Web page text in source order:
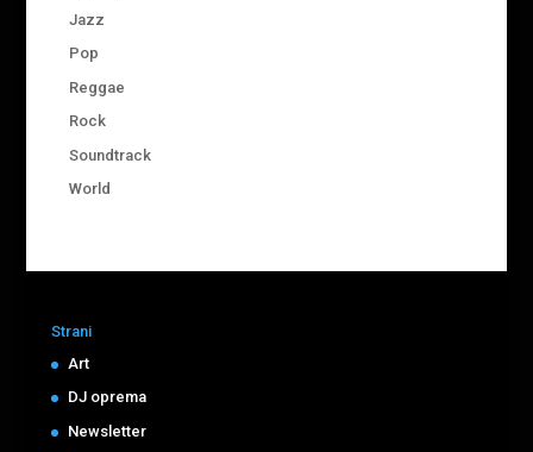
Jazz
Pop
Reggae
Rock
Soundtrack
World
Strani
Art
DJ oprema
Newsletter